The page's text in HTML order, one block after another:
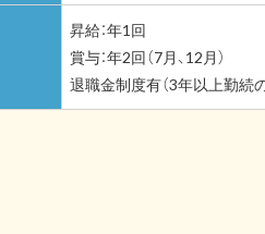
昇給：年1回
賞与：年2回（7月、12月）
退職金制度有（3年以上勤続